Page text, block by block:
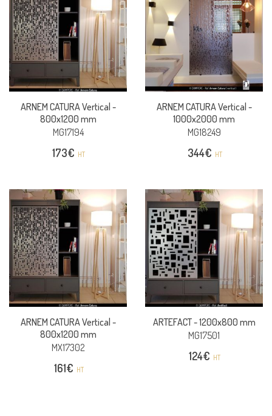
ARNEM CATURA Vertical -
800x1200 mm
MG17194
173€ HT
ARNEM CATURA Vertical -
1000x2000 mm
MG18249
344€ HT
ARNEM CATURA Vertical -
800x1200 mm
MX17302
161€ HT
ARTEFACT -1200x800 mm
MG17501
124€ HT